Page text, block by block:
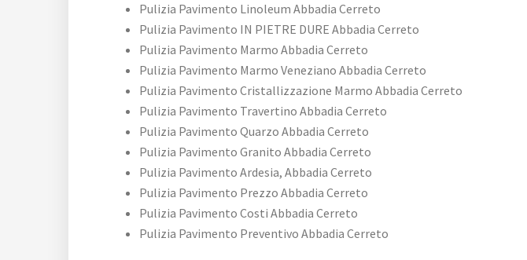
Pulizia Pavimento Linoleum Abbadia Cerreto
Pulizia Pavimento IN PIETRE DURE Abbadia Cerreto
Pulizia Pavimento Marmo Abbadia Cerreto
Pulizia Pavimento Marmo Veneziano Abbadia Cerreto
Pulizia Pavimento Cristallizzazione Marmo Abbadia Cerreto
Pulizia Pavimento Travertino Abbadia Cerreto
Pulizia Pavimento Quarzo Abbadia Cerreto
Pulizia Pavimento Granito Abbadia Cerreto
Pulizia Pavimento Ardesia, Abbadia Cerreto
Pulizia Pavimento Prezzo Abbadia Cerreto
Pulizia Pavimento Costi Abbadia Cerreto
Pulizia Pavimento Preventivo Abbadia Cerreto